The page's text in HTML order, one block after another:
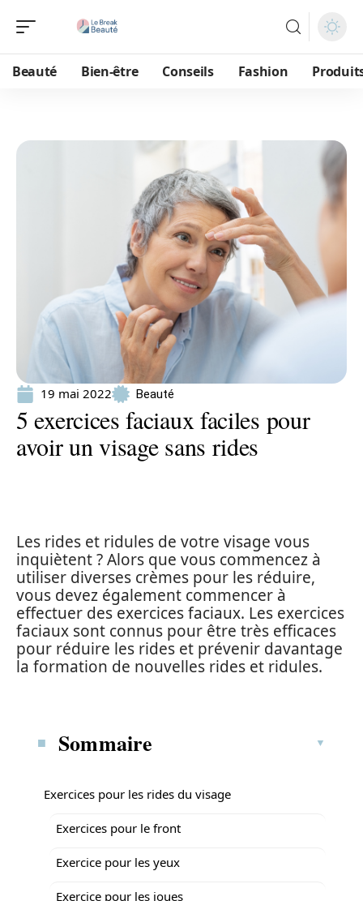
Beauté Bien-être Conseils Fashion
19 mai 2022 Beauté
5 exercices faciaux faciles pour
avoir un visage sans rides
Les rides et ridules de votre visage vous
inquiètent ? Alors que vous commencez à
utiliser diverses crèmes pour les réduire,
vous devez également commencer à
effectuer des exercices faciaux. Les exercices
faciaux sont connus pour être très efficaces
pour réduire les rides et prévenir davantage
la formation de nouvelles rides et ridules.
Sommaire
Exercices pour les rides du visage
Exercices pour le front
Exercice pour les yeux
Exercice pour les joues